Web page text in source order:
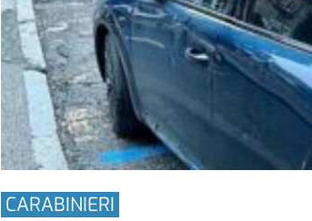
CARABINIERI